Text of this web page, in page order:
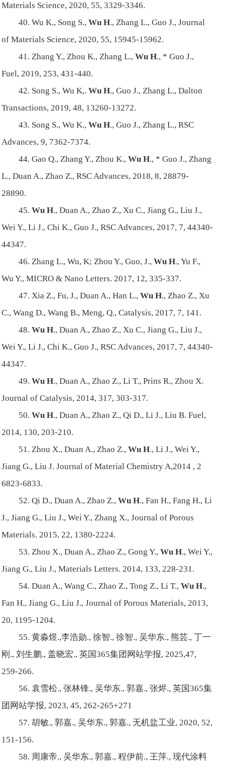
Materials Science, 2020, 55, 3329-3346.
40. Wu K., Song S.,Wu H., Zhang L., Guo J., Journal
of Materials Science, 2020, 55, 15945-15962.
41. Zhang Y., Zhou K., Zhang L.,Wu H., * Guo J.,
Fuel, 2019, 253, 431-440.
42. Song S., Wu K,.Wu H., Guo J., Zhang L., Dalton
Transactions, 2019, 48, 13260-13272.
43. Song S., Wu K.,Wu H., Guo J., Zhang L., RSC
Advances, 9, 7362-7374.
44. Gao Q., Zhang Y., Zhou K.,Wu H., * Guo J., Zhang
L., Duan A., Zhao Z., RSC Advances, 2018, 8, 28879-
28890.
45.Wu H., Duan A., Zhao Z., Xu C., Jiang G., Liu J.,
Wei Y., Li J., Chi K., Guo J., RSC Advances, 2017, 7, 44340-
44347.
46. Zhang L., Wu, K; Zhou Y., Guo, J.,Wu H., Yu F.,
Wu Y., MICRO & Nano Letters. 2017, 12, 335-337.
47. Xia Z., Fu, J., Duan A., Han L.,Wu H., Zhao Z., Xu
C., Wang D., Wang B., Meng, Q., Catalysis, 2017, 7, 141.
48.Wu H., Duan A., Zhao Z., Xu C., Jiang G., Liu J.,
Wei Y., Li J., Chi K., Guo J., RSC Advances, 2017, 7, 44340-
44347.
49.Wu H., Duan A., Zhao Z., Li T., Prins R., Zhou X.
Journal of Catalysis, 2014, 317, 303-317.
50.Wu H., Duan A., Zhao Z., Qi D., Li J., Liu B. Fuel,
2014, 130, 203-210.
51. Zhou X., Duan A., Zhao Z.,Wu H., Li J., Wei Y.,
Jiang G., Liu J. Journal of Material Chemistry A,2014 , 2
6823-6833.
52. Qi D., Duan A., Zhao Z.,Wu H., Fan H., Fang H., Li
J., Jiang G., Liu J., Wei Y., Zhang X., Journal of Porous
Materials. 2015, 22, 1380-2224.
53. Zhou X., Duan A., Zhao Z., Gong Y.,Wu H., Wei Y.,
Jiang G., Liu J., Materials Letters. 2014, 133, 228-231.
54. Duan A., Wang C., Zhao Z., Tong Z., Li T.,Wu H.,
Fan H., Jiang G., Liu J., Journal of Porous Materials, 2013,
20, 1195-1204.
55. 黄淼煜.,李浩勋., 徐智., 徐智., 吴华东., 熊芸., 丁一
刚., 刘生鹏., 盖晓宏., 英国365集团网站学报, 2025,47,
259-266.
56. 袁雪松., 张林锋., 吴华东., 郭嘉., 张烬., 英国365集
团网站学报, 2023, 45, 262-265+271
57. 胡敏., 郭嘉., 吴华东., 郭嘉., 无机盐工业, 2020, 52,
151-156.
58. 周康帝., 吴华东., 郭嘉., 程伊前., 王萍., 现代涂料